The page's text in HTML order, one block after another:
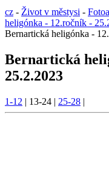
cz - Život v městysi -
heligónka - 12.ročník -
Bernartická heligónka -
Bernartická
25.2.2023
1-12 | 13-24 | 25-28 |